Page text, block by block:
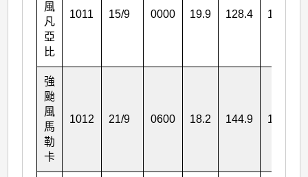
風
凡
亞
比
1011 15/9 0000 19.9 128.4 165
強
颱
風
馬
勒
卡
1012 21/9 0600 18.2 144.9 155